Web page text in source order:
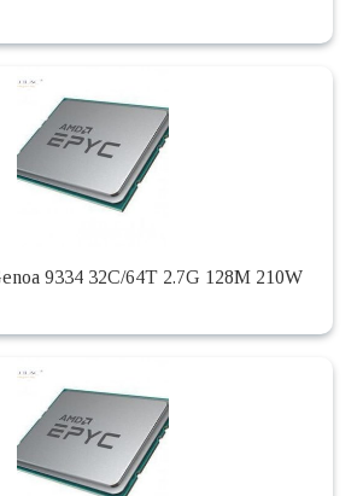
9334 32C/64T 2.7G 128M 210W